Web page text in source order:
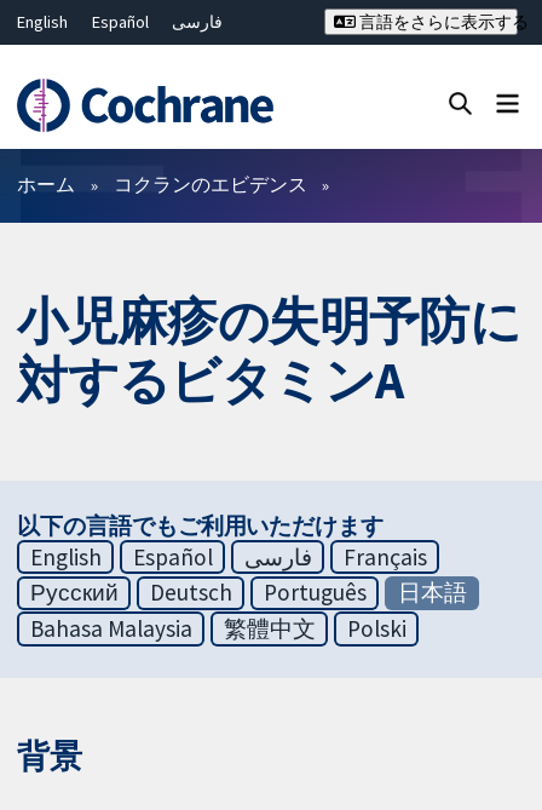
English Español
فارسی
Deutsch
Bahasa Malaysia
ไทย
繁體中文
简体中文
言語をさらに表示する
フィルター
ホーム コクランのエビデンス
小児麻疹の失明予防に
対するビタミンA
以下の言語でもご利用いただけます
English
Español فارسی
Français
Русский
Deutsch Português
日本語
Bahasa Malaysia
繁體中文 Polski
背景